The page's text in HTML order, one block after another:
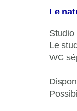
Le
Studio
Le
WC